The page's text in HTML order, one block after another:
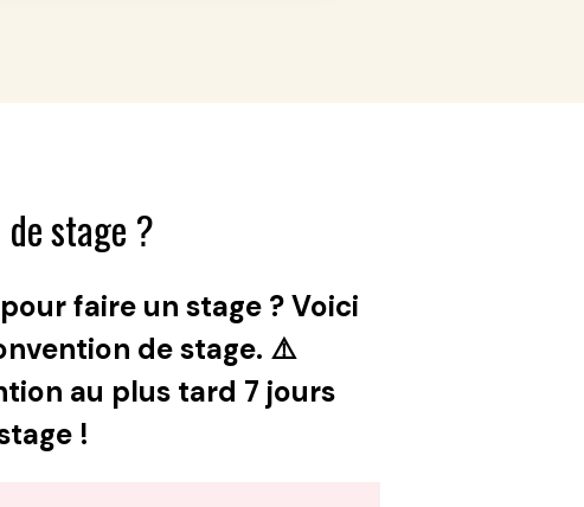
stage ?
faire un stage ? Voici
de stage. ⚠️
au plus tard 7 jours
!